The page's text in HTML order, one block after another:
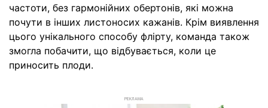
частоти, без гармонійних обертонів, які можна
почути в інших листоносих кажанів. Крім виявлення
цього унікального способу флірту, команда також
змогла побачити, що відбувається, коли це
приносить плоди.
РЕКЛАМА